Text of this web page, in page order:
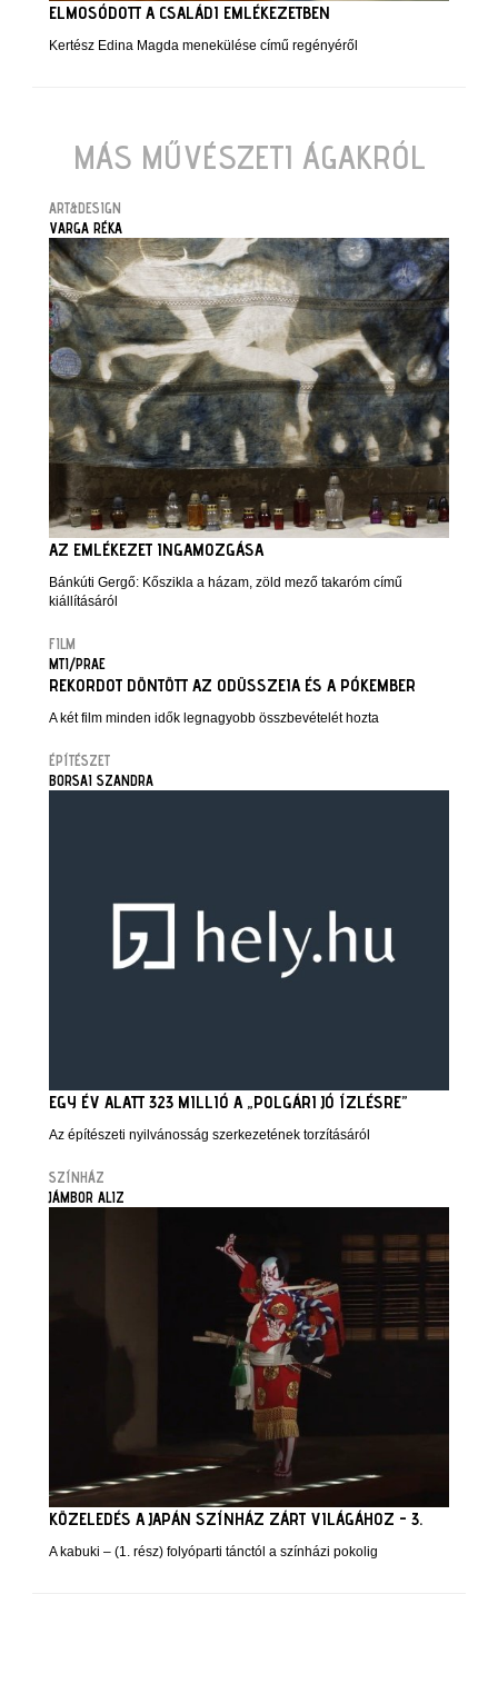
ELMOSÓDOTT A CSALÁDI EMLÉKEZETBEN
Kertész Edina Magda menekülése című regényéről
MÁS MŰVÉSZETI ÁGAKRÓL
ART&DESIGN
VARGA RÉKA
AZ EMLÉKEZET INGAMOZGÁSA
Bánkúti Gergő: Kőszikla a házam, zöld mező takaróm című
kiállításáról
FILM
MTI/PRAE
REKORDOT DÖNTÖTT AZ ODÜSSZEIA ÉS A PÓKEMBER
A két film minden idők legnagyobb összbevételét hozta
ÉPÍTÉSZET
BORSAI SZANDRA
EGY ÉV ALATT 323 MILLIÓ A „POLGÁRI JÓ ÍZLÉSRE”
Az építészeti nyilvánosság szerkezetének torzításáról
SZÍNHÁZ
JÁMBOR ALIZ
KÖZELEDÉS A JAPÁN SZÍNHÁZ ZÁRT VILÁGÁHOZ - 3.
A kabuki – (1. rész) folyóparti tánctól a színházi pokolig